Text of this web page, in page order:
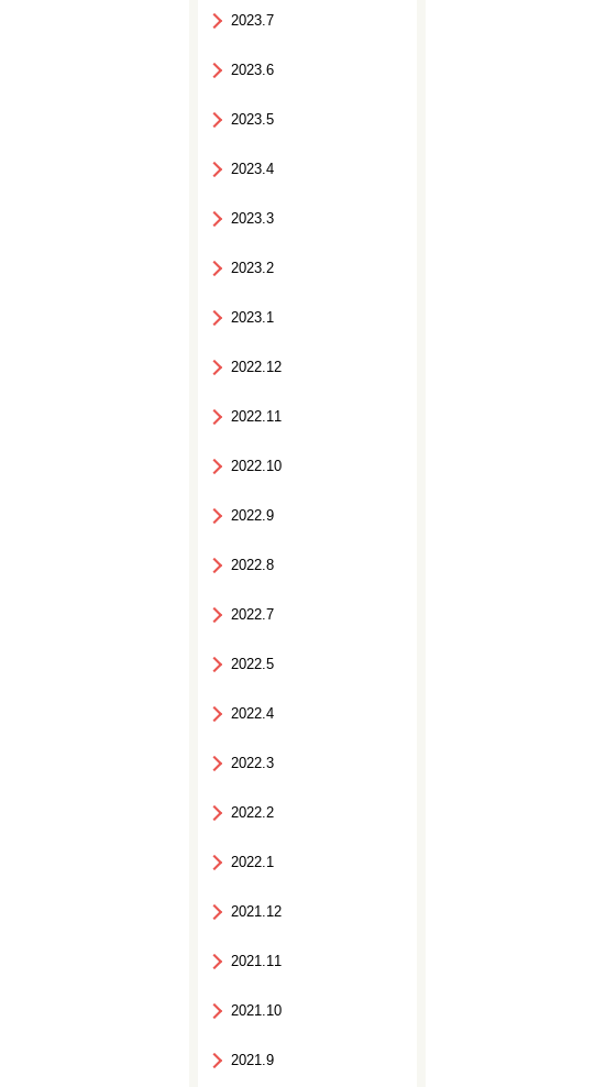
2023.7
2023.6
2023.5
2023.4
2023.3
2023.2
2023.1
2022.12
2022.11
2022.10
2022.9
2022.8
2022.7
2022.5
2022.4
2022.3
2022.2
2022.1
2021.12
2021.11
2021.10
2021.9